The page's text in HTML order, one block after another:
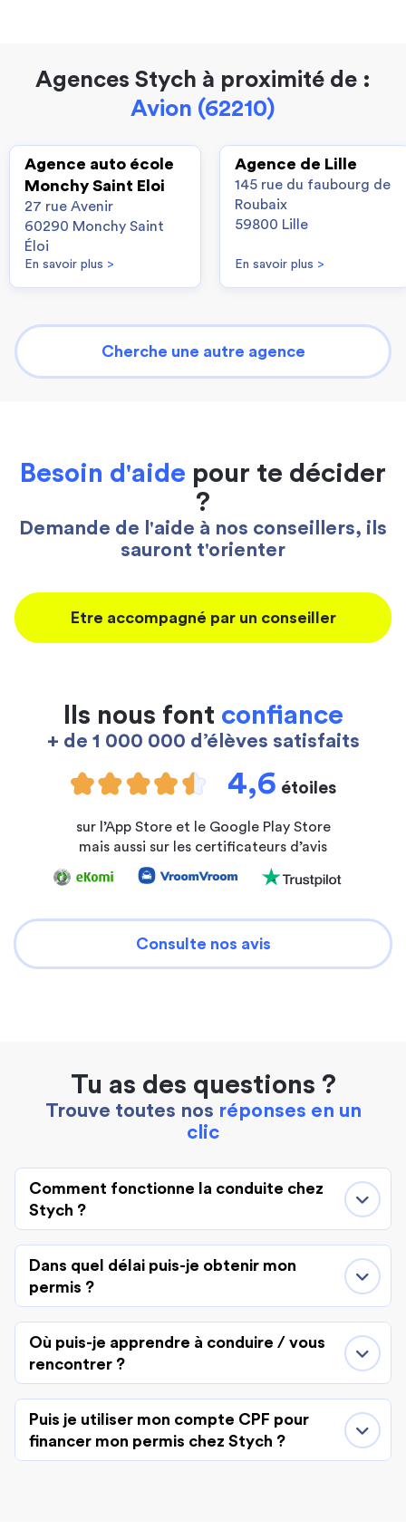
Agences Stych à proximité de :
Avion (62210)
Agence auto école
Monchy Saint Eloi
27 rue Avenir
60290 Monchy Saint
Éloi
En savoir plus >
Agence de Lille
145 rue du faubourg de
Roubaix
59800 Lille
En savoir plus >
Cherche une autre agence
Besoin d'aide pour te décider
?
Demande de l'aide à nos conseillers, ils
sauront t'orienter
Etre accompagné par un conseiller
Ils nous font confiance
+ de 1 000 000 d’élèves satisfaits
4,6 étoiles
sur l’App Store et le Google Play Store
mais aussi sur les certificateurs d’avis
Consulte nos avis
Tu as des questions ?
Trouve toutes nos réponses en un
clic
Comment fonctionne la conduite chez
Stych ?
Dans quel délai puis-je obtenir mon
permis ?
Où puis-je apprendre à conduire / vous
rencontrer ?
Puis je utiliser mon compte CPF pour
financer mon permis chez Stych ?